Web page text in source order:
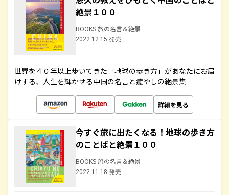
絶景１００
BOOKS 旅の名言＆絶景
2022.12.15 発売
世界を４０年以上歩いてきた「地球の歩き方」があなたにお届
けする、人生を輝かせる中国の名言と癒やしの絶景集
詳細を見る
今すぐ旅に出たくなる！地球の歩き方
のことばと絶景１００
BOOKS 旅の名言＆絶景
2022.11.18 発売